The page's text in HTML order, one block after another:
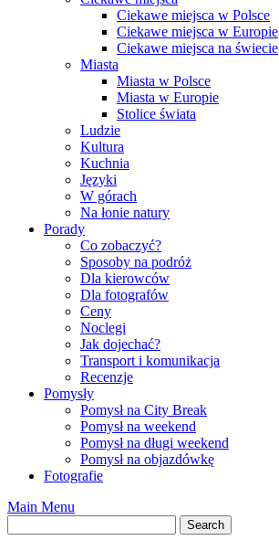
Ciekawe miejsca w Polsce
Ciekawe miejsca w Europie
Ciekawe miejsca na świecie
Miasta
Miasta w Polsce
Miasta w Europie
Stolice świata
Ludzie
Kultura
Kuchnia
Języki
W górach
Na łonie natury
Porady
Co zobaczyć?
Sposoby na podróż
Dla kierowców
Dla fotografów
Ceny
Noclegi
Jak dojechać?
Transport i komunikacja
Recenzje
Pomysły
Pomysł na City Break
Pomysł na weekend
Pomysł na długi weekend
Pomysł na objazdówkę
Fotografie
Main Menu